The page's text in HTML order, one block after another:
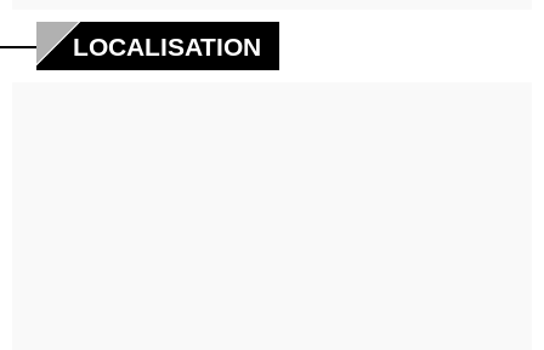
LOCALISATION